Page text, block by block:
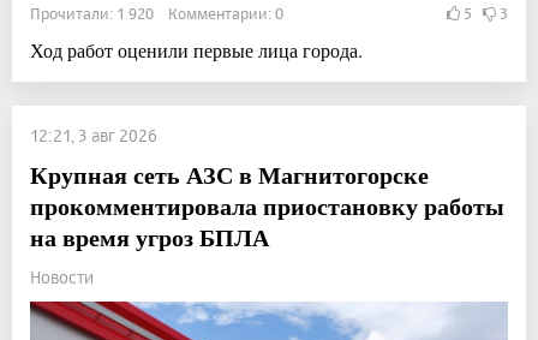
Прочитали: 1 920 Комментарии: 0 5 3
Ход работ оценили первые лица города.
12:21, 3 авг 2026
Крупная сеть АЗС в Магнитогорске
прокомментировала приостановку работы
на время угроз БПЛА
Новости